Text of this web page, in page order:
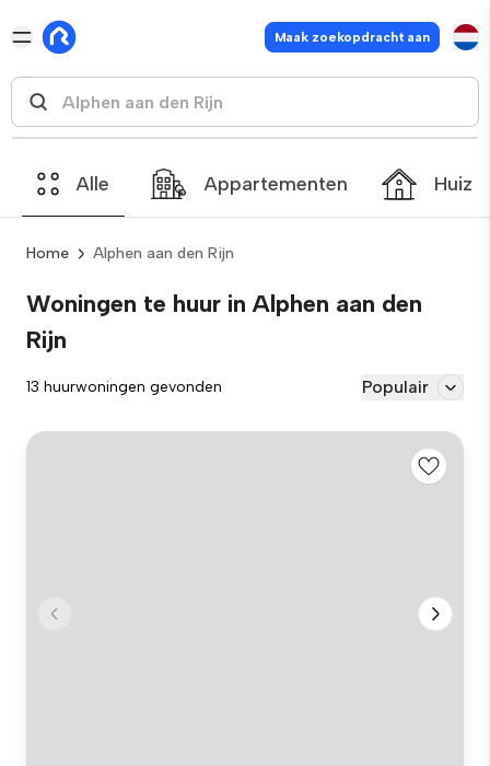
Maak zoekopdracht aan
Alle Appartementen
Home Alphen aan den Rijn
Woningen te huur in Alphen aan den
Rijn
13 huurwoningen gevonden Populair